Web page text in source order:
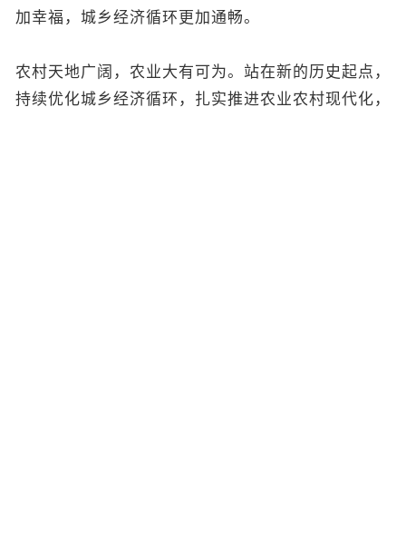
加幸福，城乡经济循环更加通畅。
农村天地广阔，农业大有可为。站在新的历史起点，
持续优化城乡经济循环，扎实推进农业农村现代化，